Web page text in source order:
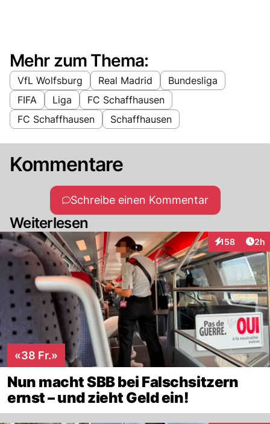
Mehr zum Thema:
VfL Wolfsburg Real Madrid
Bundesliga
FIFA
Liga
FC Schaffhausen
FC Schaffhausen
Schaffhausen
Kommentare
Schreibe einen Kommentar
Weiterlesen
158
Interaktionen
2h
«38 Fr.»
Nun macht SBB bei Falschsitzern
ernst – und zieht Geld ein!